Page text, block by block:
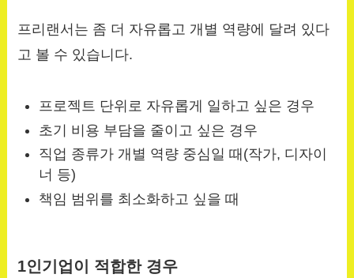
프리랜서는 좀 더 자유롭고 개별 역량에 달려 있다
고 볼 수 있습니다.
프로젝트 단위로 자유롭게 일하고 싶은 경우
초기 비용 부담을 줄이고 싶은 경우
직업 종류가 개별 역량 중심일 때(작가, 디자이
너 등)
책임 범위를 최소화하고 싶을 때
1인기업이 적합한 경우